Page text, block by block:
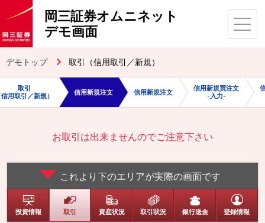
岡三証券オムニネット
デモ画面
デモトップ 取引（信用取引／新規）
取引
用取引／新規）
信用新規注文 信用新規注文
信用新規買注文
-入力-
お取引は出来ませんのでご注意下さい
これより下のエリアが実際の画面です
投資情報 取引 資産状況 取引状況 銀行送金 登録情報